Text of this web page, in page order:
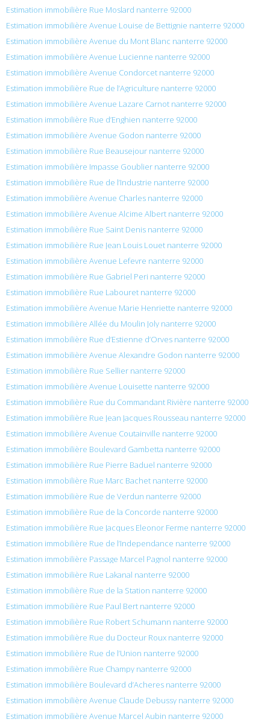
Estimation immobilière Rue Moslard nanterre 92000
Estimation immobilière Avenue Louise de Bettignie nanterre 92000
Estimation immobilière Avenue du Mont Blanc nanterre 92000
Estimation immobilière Avenue Lucienne nanterre 92000
Estimation immobilière Avenue Condorcet nanterre 92000
Estimation immobilière Rue de l’Agriculture nanterre 92000
Estimation immobilière Avenue Lazare Carnot nanterre 92000
Estimation immobilière Rue d’Enghien nanterre 92000
Estimation immobilière Avenue Godon nanterre 92000
Estimation immobilière Rue Beausejour nanterre 92000
Estimation immobilière Impasse Goublier nanterre 92000
Estimation immobilière Rue de l’Industrie nanterre 92000
Estimation immobilière Avenue Charles nanterre 92000
Estimation immobilière Avenue Alcime Albert nanterre 92000
Estimation immobilière Rue Saint Denis nanterre 92000
Estimation immobilière Rue Jean Louis Louet nanterre 92000
Estimation immobilière Avenue Lefevre nanterre 92000
Estimation immobilière Rue Gabriel Peri nanterre 92000
Estimation immobilière Rue Labouret nanterre 92000
Estimation immobilière Avenue Marie Henriette nanterre 92000
Estimation immobilière Allée du Moulin Joly nanterre 92000
Estimation immobilière Rue d’Estienne d’Orves nanterre 92000
Estimation immobilière Avenue Alexandre Godon nanterre 92000
Estimation immobilière Rue Sellier nanterre 92000
Estimation immobilière Avenue Louisette nanterre 92000
Estimation immobilière Rue du Commandant Rivière nanterre 92000
Estimation immobilière Rue Jean Jacques Rousseau nanterre 92000
Estimation immobilière Avenue Coutainville nanterre 92000
Estimation immobilière Boulevard Gambetta nanterre 92000
Estimation immobilière Rue Pierre Baduel nanterre 92000
Estimation immobilière Rue Marc Bachet nanterre 92000
Estimation immobilière Rue de Verdun nanterre 92000
Estimation immobilière Rue de la Concorde nanterre 92000
Estimation immobilière Rue Jacques Eleonor Ferme nanterre 92000
Estimation immobilière Rue de l’Independance nanterre 92000
Estimation immobilière Passage Marcel Pagnol nanterre 92000
Estimation immobilière Rue Lakanal nanterre 92000
Estimation immobilière Rue de la Station nanterre 92000
Estimation immobilière Rue Paul Bert nanterre 92000
Estimation immobilière Rue Robert Schumann nanterre 92000
Estimation immobilière Rue du Docteur Roux nanterre 92000
Estimation immobilière Rue de l’Union nanterre 92000
Estimation immobilière Rue Champy nanterre 92000
Estimation immobilière Boulevard d’Acheres nanterre 92000
Estimation immobilière Avenue Claude Debussy nanterre 92000
Estimation immobilière Avenue Marcel Aubin nanterre 92000